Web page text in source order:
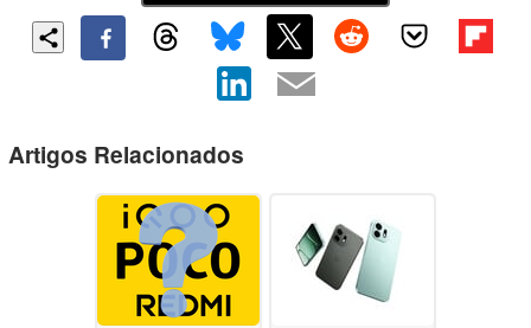
Artigos Relacionados